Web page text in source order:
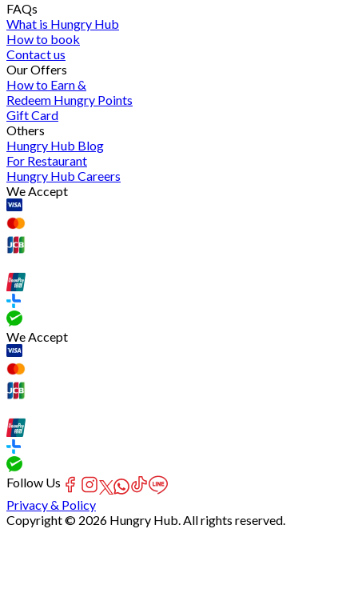
FAQs
What is Hungry Hub
How to book
Contact us
Our Offers
How to Earn &
Redeem Hungry Points
Gift Card
Others
Hungry Hub Blog
For Restaurant
Hungry Hub Careers
We Accept
We Accept
Follow Us
Privacy & Policy
Copyright © 2026 Hungry Hub. All rights reserved.